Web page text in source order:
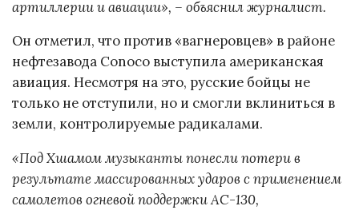
артиллерии и авиации», – объяснил журналист.
Он отметил, что против «вагнеровцев» в районе
нефтезавода Conoco выступила американская
авиация. Несмотря на это, русские бойцы не
только не отступили, но и смогли вклиниться в
земли, контролируемые радикалами.
«Под Хшамом музыканты понесли потери в
результате массированных ударов с применением
самолетов огневой поддержки АС-130,